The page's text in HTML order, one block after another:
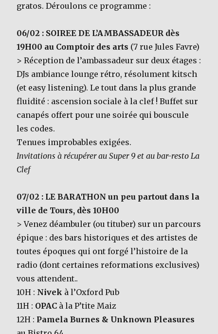
gratos. Déroulons ce programme :
06/02 : SOIREE DE L’AMBASSADEUR dès
19H00 au Comptoir des arts (7 rue Jules Favre)
> Réception de l’ambassadeur sur deux étages :
DJs ambiance lounge rétro, résolument kitsch
(et easy listening). Le tout dans la plus grande
fluidité : ascension sociale à la clef ! Buffet sur
canapés offert pour une soirée qui bouscule
les codes.
Tenues improbables exigées.
Invitations à récupérer au Super 9 et au bar-resto La
Clef
07/02 : LE BARATHON un peu partout dans la
ville de Tours, dès 10H00
> Venez déambuler (ou tituber) sur un parcours
épique : des bars historiques et des artistes de
toutes époques qui ont forgé l’histoire de la
radio (dont certaines reformations exclusives)
vous attendent..
10H : Nivek à l’Oxford Pub
11H : OPAC à la P’tite Maiz
12H : Pamela Burnes & Unknown Pleasures